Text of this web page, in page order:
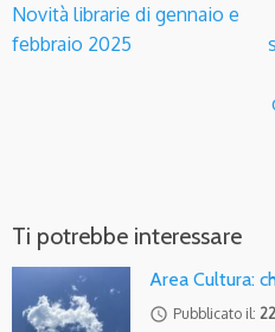
Novità librarie di gennaio e
febbraio 2025
Ti potrebbe interessare
Area Cultura:
access_time Pubblicato il: